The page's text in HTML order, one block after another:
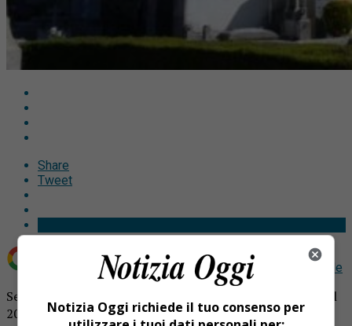
Share
Tweet
Aggiungi Notizia Oggi.it come Fonte preferita su Google
Serravalle chiesa San Martino: era il mese di novembre del
2017 quando fu proposto il progetto di recupero
Notizia Oggi richiede il tuo consenso per